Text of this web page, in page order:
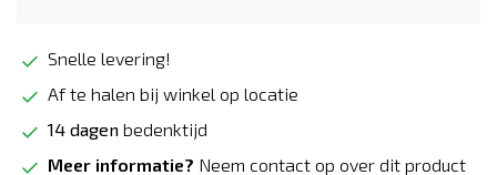
Snelle levering!
Af te halen bij winkel op locatie
14 dagen bedenktijd
Meer informatie? Neem contact op over dit product